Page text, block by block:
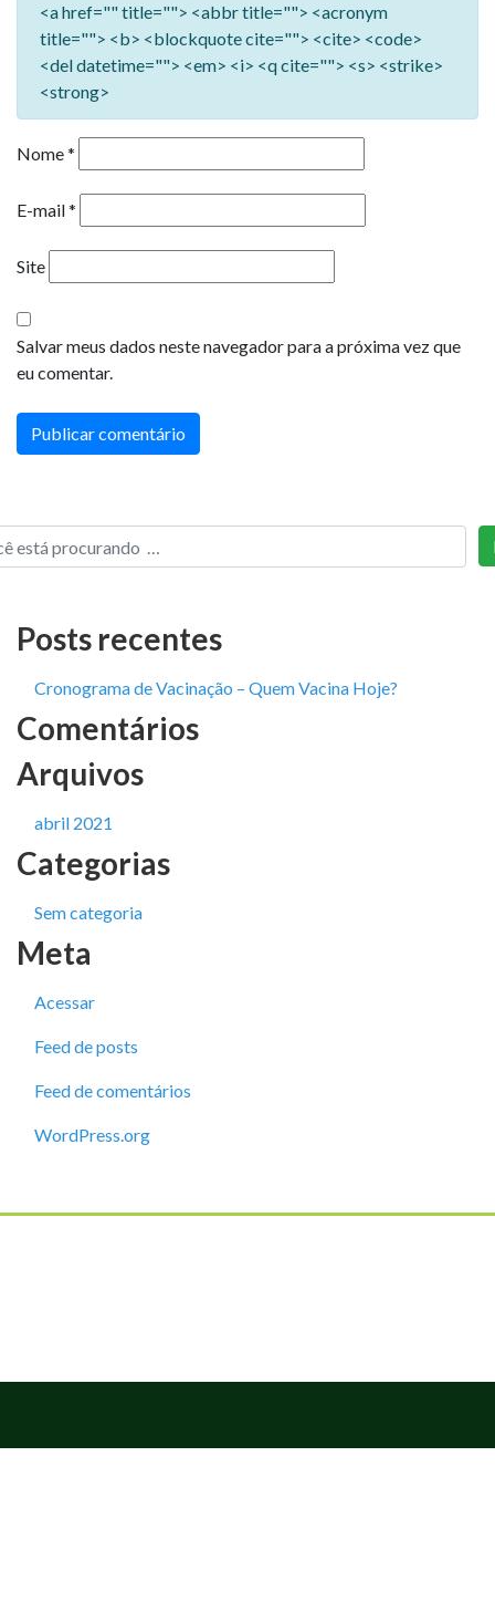
<a href="" title=""> <abbr title=""> <acronym
title=""> <b> <blockquote cite=""> <cite> <code>
<del datetime=""> <em> <i> <q cite=""> <s> <strike>
<strong>
Nome*
E-mail*
Site
Salvar meus dados neste navegador para a próxima vez que
eu comentar.
Posts recentes
Cronograma de Vacinação – Quem Vacina Hoje?
Comentários
Arquivos
abril 2021
Categorias
Sem categoria
Meta
Acessar
Feed de posts
Feed de comentários
WordPress.org